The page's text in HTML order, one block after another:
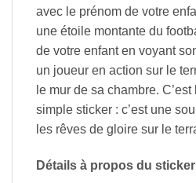
avec le prénom de votre
une étoile montante du
de votre enfant en voyant
un joueur en action sur le
le mur de sa chambre. C’est
simple sticker : c’est une
les rêves de gloire sur le
Détails à propos du